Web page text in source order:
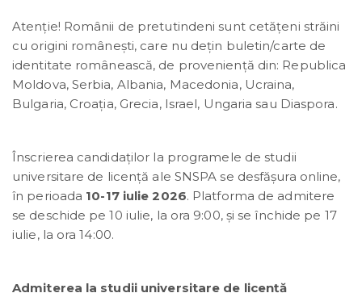
Atenție! Românii de pretutindeni sunt cetățeni străini
cu origini românești, care nu dețin buletin/carte de
identitate românească, de provenienţă din: Republica
Moldova, Serbia, Albania, Macedonia, Ucraina,
Bulgaria, Croația, Grecia, Israel, Ungaria sau Diaspora.
Înscrierea candidaților la programele de studii
universitare de licență ale SNSPA se desfășura online,
în perioada 10-17 iulie 2026. Platforma de admitere
se deschide pe 10 iulie, la ora 9:00, și se închide pe 17
iulie, la ora 14:00.
Admiterea la studii universitare de licenţă